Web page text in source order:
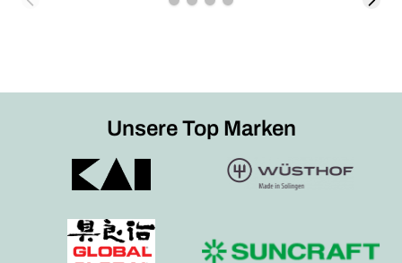
Unsere Top Marken